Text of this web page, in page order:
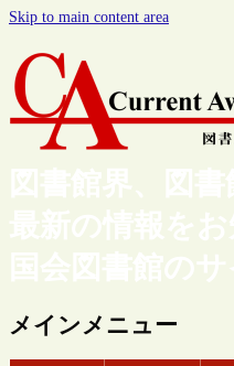
Skip to main content area
図書館界、図
最新の情報を
国会図書館のサ
メインメニュー